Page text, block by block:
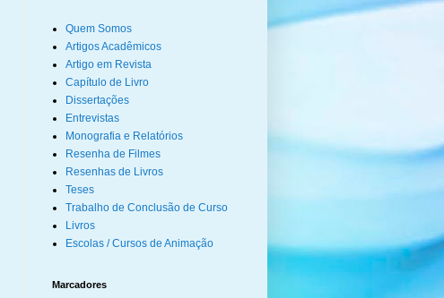
Quem Somos
Artigos Acadêmicos
Artigo em Revista
Capítulo de Livro
Dissertações
Entrevistas
Monografia e Relatórios
Resenha de Filmes
Resenhas de Livros
Teses
Trabalho de Conclusão de Curso
Livros
Escolas / Cursos de Animação
Marcadores